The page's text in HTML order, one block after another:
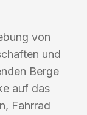
von
und
Berge
auf das
Fahrrad